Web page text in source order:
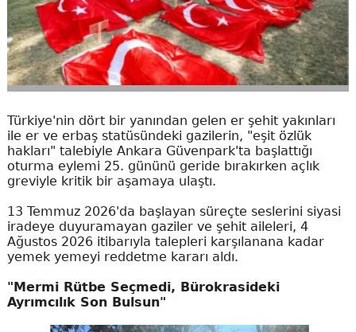
Türkiye'nin dört bir yanından gelen er şehit yakınları
ile er ve erbaş statüsündeki gazilerin, "eşit özlük
hakları" talebiyle Ankara Güvenpark'ta başlattığı
oturma eylemi 25. gününü geride bırakırken açlık
greviyle kritik bir aşamaya ulaştı.
13 Temmuz 2026'da başlayan süreçte seslerini siyasi
iradeye duyuramayan gaziler ve şehit aileleri, 4
Ağustos 2026 itibarıyla talepleri karşılanana kadar
yemek yemeyi reddetme kararı aldı.
"Mermi Rütbe Seçmedi, Bürokrasideki
Ayrımcılık Son Bulsun"